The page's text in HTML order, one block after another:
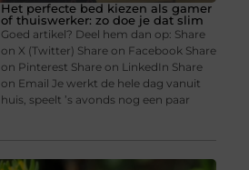
Het perfecte bed kiezen als gamer
of thuiswerker: zo doe je dat slim
Goed artikel? Deel hem dan op: Share
on X (Twitter) Share on Facebook Share
on Pinterest Share on LinkedIn Share
on Email Je werkt de hele dag vanuit
huis, speelt ’s avonds nog een paar